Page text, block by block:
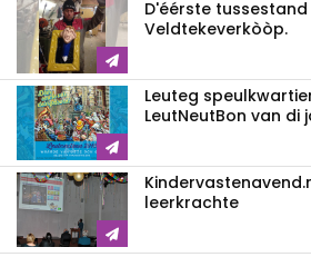
D'éérste
Veldtekeverkòòp.
Leuteg
LeutNeutBon van di
leerkrachte